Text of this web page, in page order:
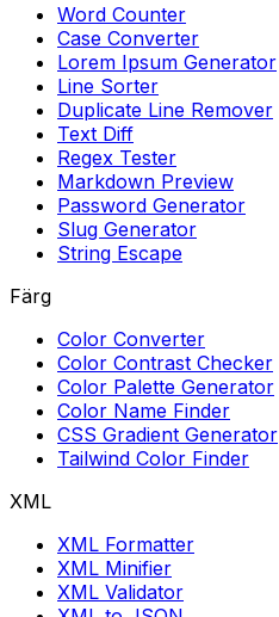
Word Counter
Case Converter
Lorem Ipsum Generator
Line Sorter
Duplicate Line Remover
Text Diff
Regex Tester
Markdown Preview
Password Generator
Slug Generator
String Escape
Färg
Color Converter
Color Contrast Checker
Color Palette Generator
Color Name Finder
CSS Gradient Generator
Tailwind Color Finder
XML
XML Formatter
XML Minifier
XML Validator